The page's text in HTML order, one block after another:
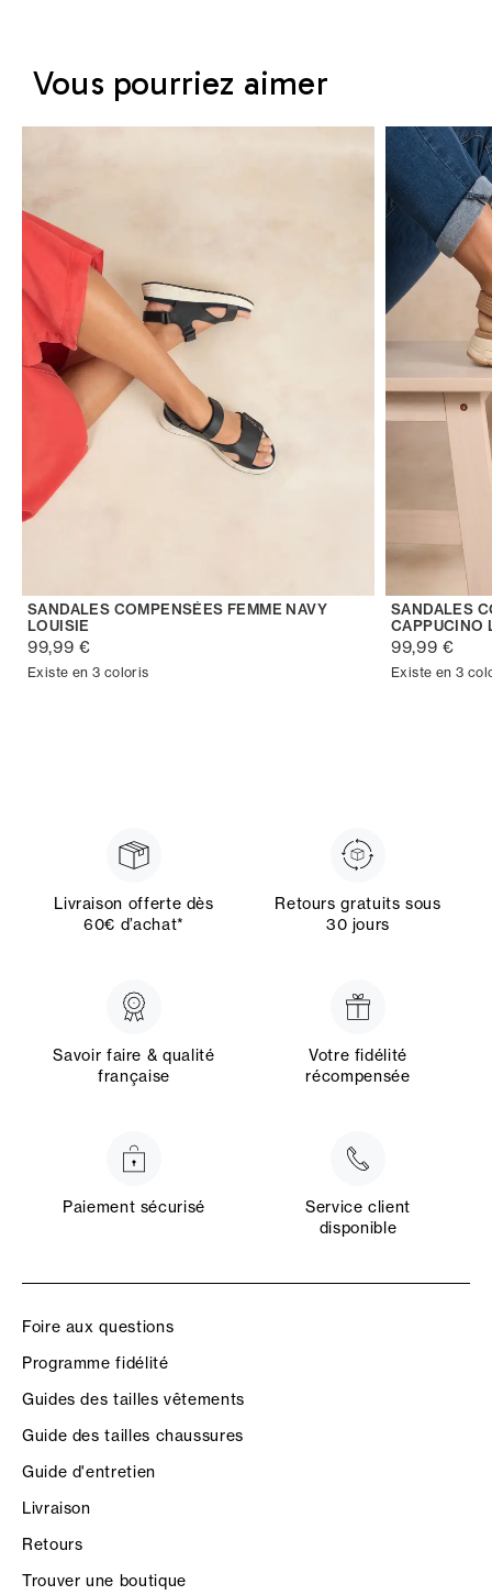
Vous pourriez aimer
SANDALES COMPENSÉES FEMME NAVY
LOUISIE
99,99 €
Existe en 3 coloris
SANDALES
CAPPUCINO
99,99 €
Existe en 3
Livraison offerte dès
60€ d’achat*
Retours gratuits sous
30 jours
Savoir faire & qualité
française
Votre fidélité
récompensée
Paiement sécurisé
Service client
disponible
Foire aux questions
Programme fidélité
Guides des tailles vêtements
Guide des tailles chaussures
Guide d'entretien
Livraison
Retours
Trouver une boutique